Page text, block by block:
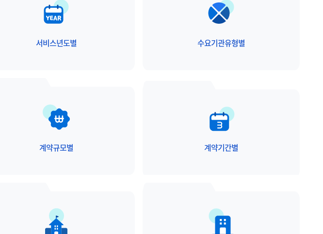
서비스년도별 수요기관유형별
계약규모별 계약기간별